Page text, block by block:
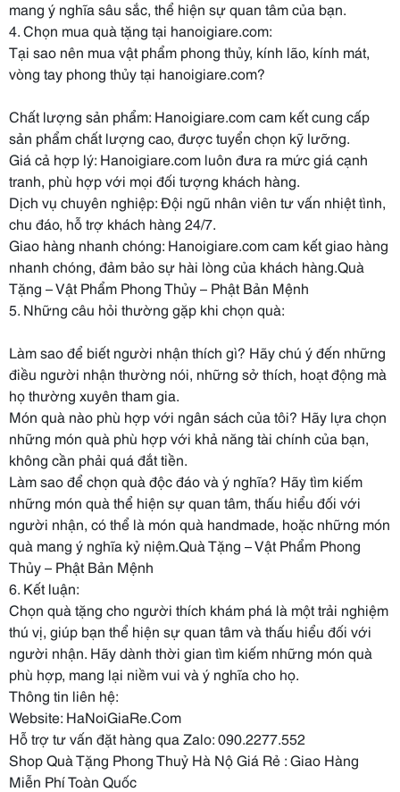
mang ý nghĩa sâu sắc, thể hiện sự quan tâm của bạn.
4. Chọn mua quà tặng tại hanoigiare.com:
Tại sao nên mua vật phẩm phong thủy, kính lão, kính mát,
vòng tay phong thủy tại hanoigiare.com?
Chất lượng sản phẩm: Hanoigiare.com cam kết cung cấp
sản phẩm chất lượng cao, được tuyển chọn kỹ lưỡng.
Giá cả hợp lý: Hanoigiare.com luôn đưa ra mức giá cạnh
tranh, phù hợp với mọi đối tượng khách hàng.
Dịch vụ chuyên nghiệp: Đội ngũ nhân viên tư vấn nhiệt tình,
chu đáo, hỗ trợ khách hàng 24/7.
Giao hàng nhanh chóng: Hanoigiare.com cam kết giao hàng
nhanh chóng, đảm bảo sự hài lòng của khách hàng.Quà
Tặng – Vật Phẩm Phong Thủy – Phật Bản Mệnh
5. Những câu hỏi thường gặp khi chọn quà:
Làm sao để biết người nhận thích gì? Hãy chú ý đến những
điều người nhận thường nói, những sở thích, hoạt động mà
họ thường xuyên tham gia.
Món quà nào phù hợp với ngân sách của tôi? Hãy lựa chọn
những món quà phù hợp với khả năng tài chính của bạn,
không cần phải quá đắt tiền.
Làm sao để chọn quà độc đáo và ý nghĩa? Hãy tìm kiếm
những món quà thể hiện sự quan tâm, thấu hiểu đối với
người nhận, có thể là món quà handmade, hoặc những món
quà mang ý nghĩa kỷ niệm.Quà Tặng – Vật Phẩm Phong
Thủy – Phật Bản Mệnh
6. Kết luận:
Chọn quà tặng cho người thích khám phá là một trải nghiệm
thú vị, giúp bạn thể hiện sự quan tâm và thấu hiểu đối với
người nhận. Hãy dành thời gian tìm kiếm những món quà
phù hợp, mang lại niềm vui và ý nghĩa cho họ.
Thông tin liên hệ:
Website: HaNoiGiaRe.Com
Hỗ trợ tư vấn đặt hàng qua Zalo: 090.2277.552
Shop Quà Tặng Phong Thuỷ Hà Nộ Giá Rẻ : Giao Hàng
Miễn Phí Toàn Quốc